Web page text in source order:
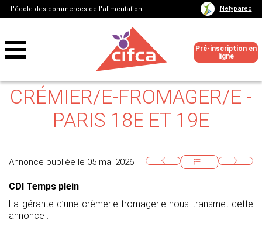
L'école des commerces de l'alimentation Netypareo
Pré-inscription en
ligne
CRÉMIER/E-FROMAGER/E -
PARIS 18E ET 19E
Annonce publiée le 05 mai 2026
CDI Temps plein
La gérante d’une crèmerie-fromagerie nous transmet cette
annonce :